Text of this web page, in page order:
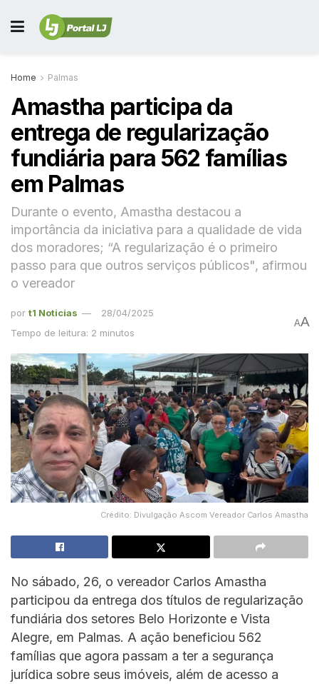
Home Palmas
Amastha participa da
entrega de regularização
fundiária para 562 famílias
em Palmas
Durante o evento, Amastha destacou a
importância da iniciativa para a qualidade de vida
dos moradores; “A regularização é o primeiro
passo para que outros serviços públicos", afirmou
o vereador
por t1 Noticias
28/04/2025
Tempo de leitura: 2 minutos
AA
Crédito: Divulgação Ascom Vereador Carlos Amastha
No sábado, 26, o vereador Carlos Amastha
participou da entrega dos títulos de regularização
fundiária dos setores Belo Horizonte e Vista
Alegre, em Palmas. A ação beneficiou 562
famílias que agora passam a ter a segurança
jurídica sobre seus imóveis, além de acesso a